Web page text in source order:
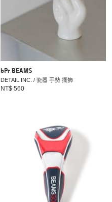
bPr BEAMS
DETAIL INC. / 瓷器 手勢 擺飾
NT$ 560